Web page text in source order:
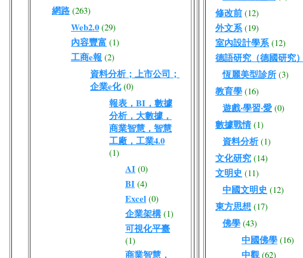
網路 (263)
Web2.0 (29)
內容豐富 (1)
工商e報 (2)
資料分析；上市公司；
企業e化 (0)
報表，BI，數據
分析，大數據，
商業智慧，智慧
工廠，工業4.0
(1)
AI (0)
BI (4)
Excel (0)
企業架構 (1)
可視化平臺
(1)
商業智慧，
修改前 (12)
外文系 (19)
室內設計學系 (12)
德語研究（德國研究）
恆麗美型診所 (3)
教育學 (16)
遊戲‧學習‧愛 (0)
數據戰情 (1)
資料分析 (1)
文化研究 (14)
文明史 (11)
中國文明史 (12)
東方思想 (17)
佛學 (43)
中國佛學 (16)
中觀 (62)